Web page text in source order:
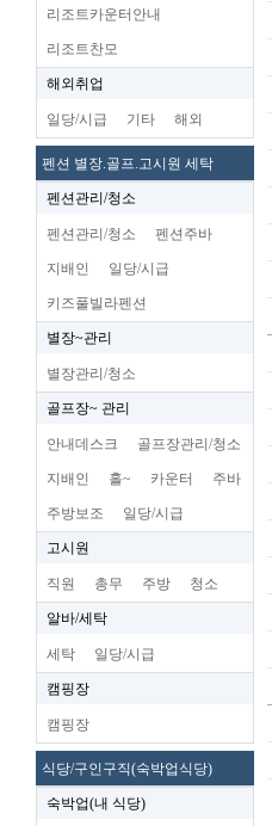
리조트카운터안내
리조트찬모
해외취업
일당/시급 기타 해외
펜션 별장.골프.고시원 세탁
펜션관리/청소
펜션관리/청소 펜션주바
지배인 일당/시급
키즈풀빌라펜션
별장~관리
별장관리/청소
골프장~ 관리
안내데스크 골프장관리/청소
지배인 홀~ 카운터 주바
주방보조 일당/시급
고시원
직원 총무 주방 청소
알바/세탁
세탁 일당/시급
캠핑장
캠핑장
식당/구인구직(숙박업식당)
숙박업(내 식당)